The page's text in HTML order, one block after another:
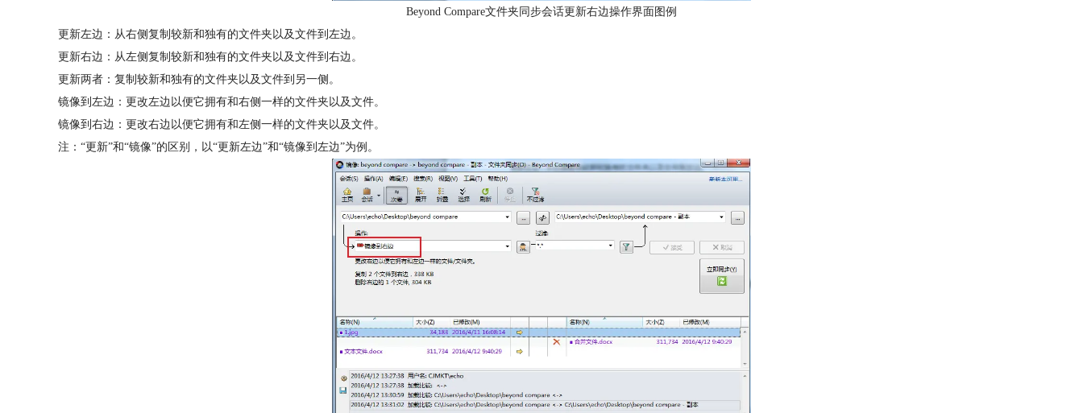
Beyond Compare文件夹同步会话更新右边操作界面图例
更新左边：从右侧复制较新和独有的文件夹以及文件到左边。
更新右边：从左侧复制较新和独有的文件夹以及文件到右边。
更新两者：复制较新和独有的文件夹以及文件到另一侧。
镜像到左边：更改左边以便它拥有和右侧一样的文件夹以及文件。
镜像到右边：更改右边以便它拥有和左侧一样的文件夹以及文件。
注：“更新”和“镜像”的区别，以“更新左边”和“镜像到左边”为例。